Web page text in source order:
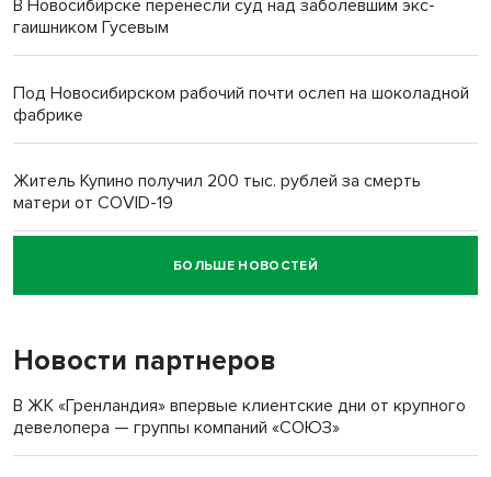
В Новосибирске перенесли суд над заболевшим экс-
гаишником Гусевым
Под Новосибирском рабочий почти ослеп на шоколадной
фабрике
Житель Купино получил 200 тыс. рублей за смерть
матери от COVID-19
Новосибирский суд наказал водителя за смерть
пенсионерки на вокзале
«Мы живём на пастбище!»: в новосибирском селе лошади
терроризируют жителей
БОЛЬШЕ НОВОСТЕЙ
Новости партнеров
В ЖК «Гренландия» впервые клиентские дни от крупного
девелопера — группы компаний «СОЮЗ»